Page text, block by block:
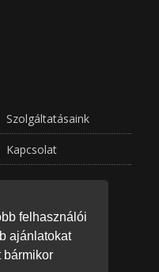
felhasználói
ajánlatokat
bármikor
Szolgáltatásaink
Kapcsolat